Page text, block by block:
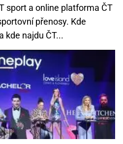
sport a online platforma ČT
přenosy. Kde
kde najdu ČT...